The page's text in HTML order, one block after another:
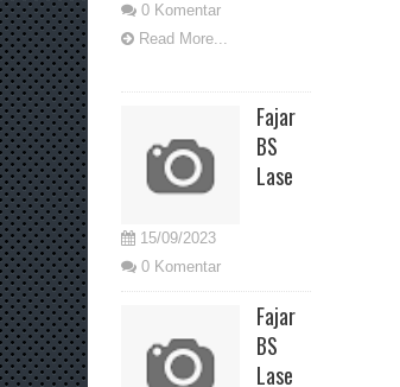
0 Komentar
Read More...
Fajar
BS
Lase
15/09/2023
0 Komentar
Fajar
BS
Lase